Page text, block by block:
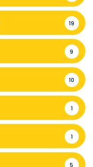
19
9
10
1
1
5